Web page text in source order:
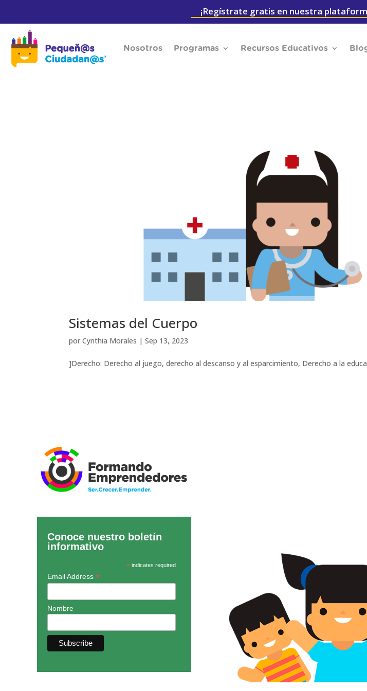
¡Regístrate gratis en nuestra
Nosotros Programas Recursos Educativos
Sistemas del Cuerpo
porCynthia Morales |Sep 13, 2023
]Derecho: Derecho al juego, derecho al descanso y al esparcimiento, Derecho a la
Conoce nuestro boletín
informativo
*indicates required
Email Address *
Nombre